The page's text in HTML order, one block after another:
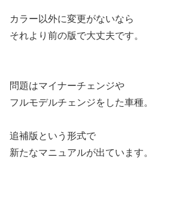
カラー以外に変更がないなら
それより前の版で大丈夫です。
問題はマイナーチェンジや
フルモデルチェンジをした車種。
追補版という形式で
新たなマニュアルが出ています。